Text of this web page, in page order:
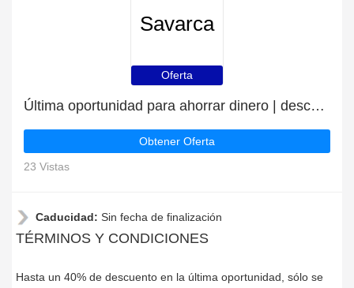
Savarca
Oferta
Última oportunidad para ahorrar dinero | descuento Savarca
Obtener Oferta
23 Vistas
Caducidad: Sin fecha de finalización
TÉRMINOS Y CONDICIONES
Hasta un 40% de descuento en la última oportunidad, sólo se